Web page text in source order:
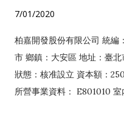
7/01/2020
柏嘉開發股份有限公司 統編
市 鄉鎮：大安區 地址：臺
狀態：核准設立 資本額：
所營事業資料： E801010